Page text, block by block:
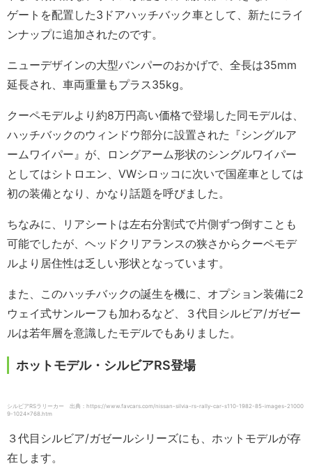
ゲートを配置した3ドアハッチバック車として、新たにライ
ンナップに追加されたのです。
ニューデザインの大型バンパーのおかげで、全長は35mm
延長され、車両重量もプラス35kg。
クーペモデルより約8万円高い価格で登場した同モデルは、
ハッチバックのウィンドウ部分に設置された『シングルア
ームワイパー』が、ロングアーム形状のシングルワイパー
としてはシトロエン、VWシロッコに次いで国産車としては
初の装備となり、かなり話題を呼びました。
ちなみに、リアシートは左右分割式で片側ずつ倒すことも
可能でしたが、ヘッドクリアランスの狭さからクーペモデ
ルより居住性は乏しい形状となっています。
また、このハッチバックの誕生を機に、オプション装備に2
ウェイ式サンルーフも加わるなど、３代目シルビア/ガゼー
ルは若年層を意識したモデルでもありました。
ホットモデル・シルビアRS登場
シルビアRSラリーカー 出典：https://www.favcars.com/nissan-silvia-rs-rally-car-s110-1982-85-images-21000
9-1024×768.htm
３代目シルビア/ガゼールシリーズにも、ホットモデルが存
在します。